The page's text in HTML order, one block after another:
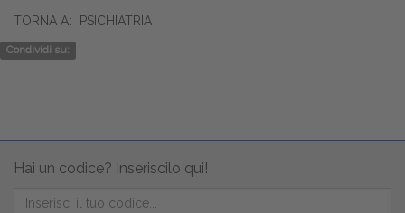
TORNA A: PSICHIATRIA
Condividi su:
Hai un codice? Inseriscilo qui!